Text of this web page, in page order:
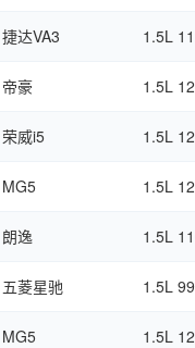
捷达VA3 1.5L
帝豪 1.5L
荣威i5 1.5L
MG5 1.5L
朗逸 1.5L
五菱星驰 1.5L
MG5 1.5L